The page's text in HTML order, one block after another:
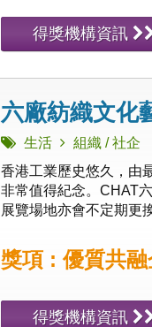
得獎機構資訊
六廠紡織文化
生活
組織 / 社企
香港工業歷史悠久，由
非常值得紀念。CHAT
展覽場地亦會不定期更
獎項 : 優質共
得獎機構資訊